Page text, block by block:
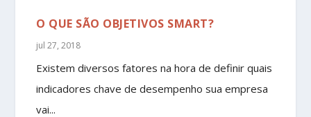
O QUE SÃO OBJETIVOS SMART?
jul 27, 2018
Existem diversos fatores na hora de definir quais
indicadores chave de desempenho sua empresa
vai...